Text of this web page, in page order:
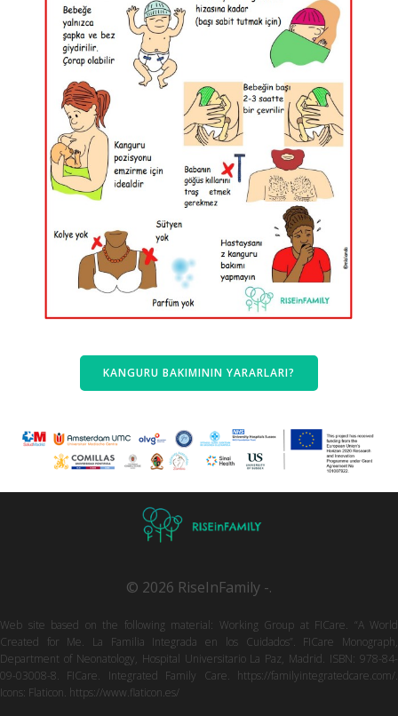
KANGURU BAKIMININ YARARLARI?
© 2026 RiseInFamily -.
Web site based on the following material: Working Group at FICare. “A World
Created for Me. La Familia Integrada en los Cuidados”. FICare Monograph,
Department of Neonatology, Hospital Universitario La Paz, Madrid. ISBN: 978-84-
09-03008-8. FICare. Integrated Family Care. https://familyintegratedcare.com/.
Icons: Flaticon. https://www.flaticon.es/